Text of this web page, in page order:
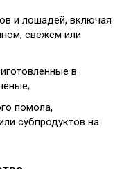
и лошадей, включая
свежем или
в
помола,
субпродуктов на